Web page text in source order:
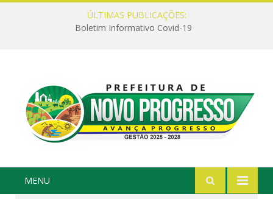
ÚLTIMAS PUBLICAÇÕES:
Boletim Informativo Covid-19
MENU